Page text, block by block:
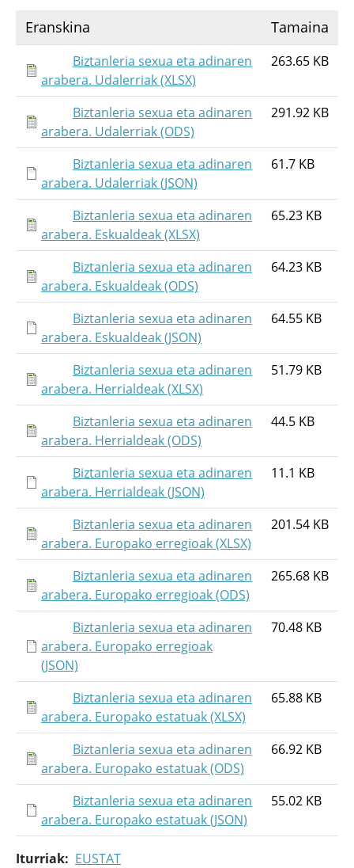
Eranskina Tamaina
Biztanleria sexua eta adinaren
arabera. Udalerriak (XLSX)
263.65 KB
Biztanleria sexua eta adinaren
arabera. Udalerriak (ODS)
291.92 KB
Biztanleria sexua eta adinaren
arabera. Udalerriak (JSON)
61.7 KB
Biztanleria sexua eta adinaren
arabera. Eskualdeak (XLSX)
65.23 KB
Biztanleria sexua eta adinaren
arabera. Eskualdeak (ODS)
64.23 KB
Biztanleria sexua eta adinaren
arabera. Eskualdeak (JSON)
64.55 KB
Biztanleria sexua eta adinaren
arabera. Herrialdeak (XLSX)
51.79 KB
Biztanleria sexua eta adinaren
arabera. Herrialdeak (ODS)
44.5 KB
Biztanleria sexua eta adinaren
arabera. Herrialdeak (JSON)
11.1 KB
Biztanleria sexua eta adinaren
arabera. Europako erregioak (XLSX)
201.54 KB
Biztanleria sexua eta adinaren
arabera. Europako erregioak (ODS)
265.68 KB
Biztanleria sexua eta adinaren
arabera. Europako erregioak
(JSON)
70.48 KB
Biztanleria sexua eta adinaren
arabera. Europako estatuak (XLSX)
65.88 KB
Biztanleria sexua eta adinaren
arabera. Europako estatuak (ODS)
66.92 KB
Biztanleria sexua eta adinaren
arabera. Europako estatuak (JSON)
55.02 KB
Iturriak
EUSTAT